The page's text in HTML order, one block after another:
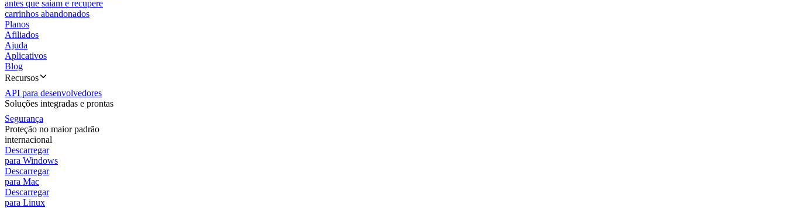
antes que saiam e recupere
carrinhos abandonados
Planos
Afiliados
Ajuda
Aplicativos
Blog
Recursos
API para desenvolvedores
Soluções integradas e prontas
Segurança
Proteção no maior padrão
internacional
Descarregar
para Windows
Descarregar
para Mac
Descarregar
para Linux